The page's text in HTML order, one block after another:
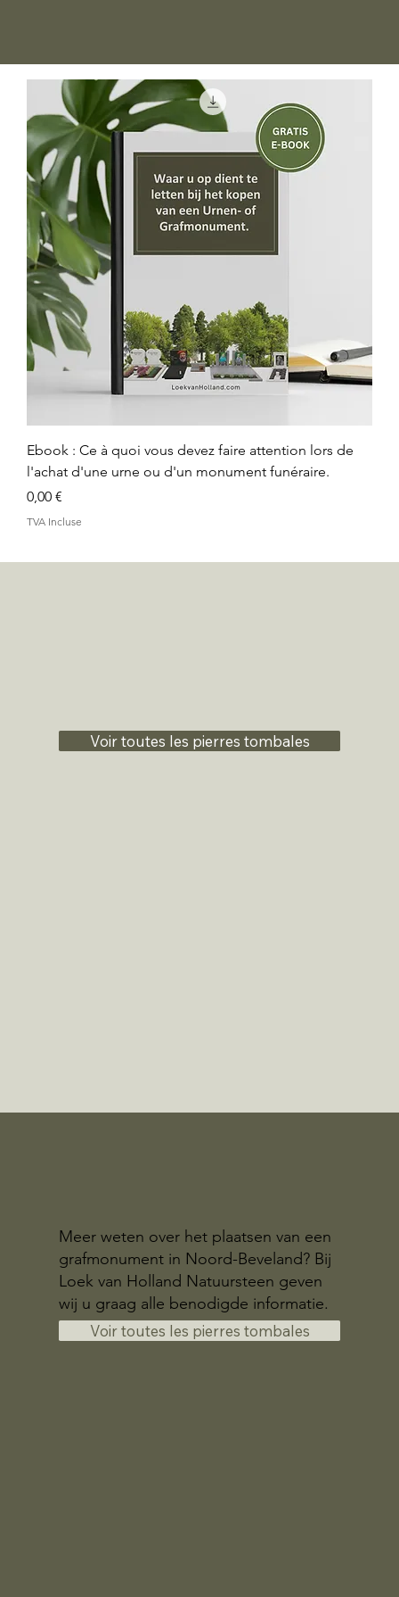
Ebook : Ce à quoi vous devez faire attention lors de
l'achat d'une urne ou d'un monument funéraire.
Prix
0,00 €
TVA Incluse
Voir toutes les pierres tombales
Meer weten over het plaatsen van een
grafmonument in Noord-Beveland? Bij
Loek van Holland Natuursteen geven
wij u graag alle benodigde informatie.
Voir toutes les pierres tombales